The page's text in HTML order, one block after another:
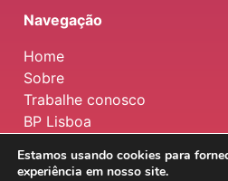
Navegação
Home
Sobre
Trabalhe conosco
BP Lisboa
Estamos usando cookies para
experiência em nosso site.